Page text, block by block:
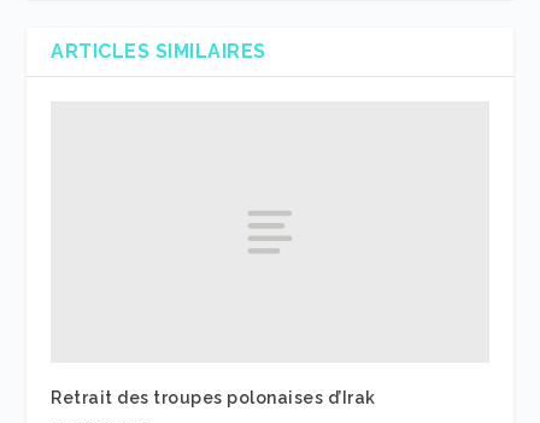
ARTICLES SIMILAIRES
Retrait des troupes polonaises d’Irak